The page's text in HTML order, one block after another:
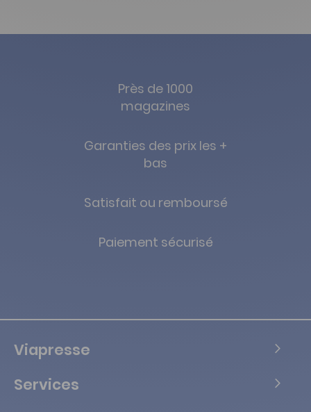
Près de 1000
magazines
Garanties des prix les +
bas
Satisfait ou remboursé
Paiement sécurisé
Viapresse
Services